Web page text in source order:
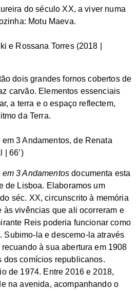
do século XX, a viver numa
Motu Maeva.
e Rossana Torres (2018 |
dois grandes fornos cobertos de
carvão. Elementos essenciais
a terra e o espaço reflectem,
da Terra.
3 Andamentos, de Renata
| 66’)
3 Andamentos documenta esta
de Lisboa. Elaboramos um
séc. XX, circunscrito à memória
às vivências que ali ocorreram e
Reis poderia funcionar como
Subimo-la e descemo-la através
à sua abertura em 1908
dos comícios republicanos.
de 1974. Entre 2016 e 2018,
na avenida, acompanhando o